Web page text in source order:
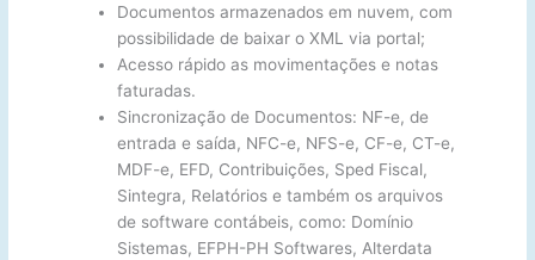
Documentos armazenados em nuvem, com
possibilidade de baixar o XML via portal;
Acesso rápido as movimentações e notas
faturadas.
Sincronização de Documentos: NF-e, de
entrada e saída, NFC-e, NFS-e, CF-e, CT-e,
MDF-e, EFD, Contribuições, Sped Fiscal,
Sintegra, Relatórios e também os arquivos
de software contábeis, como: Domínio
Sistemas, EFPH-PH Softwares, Alterdata